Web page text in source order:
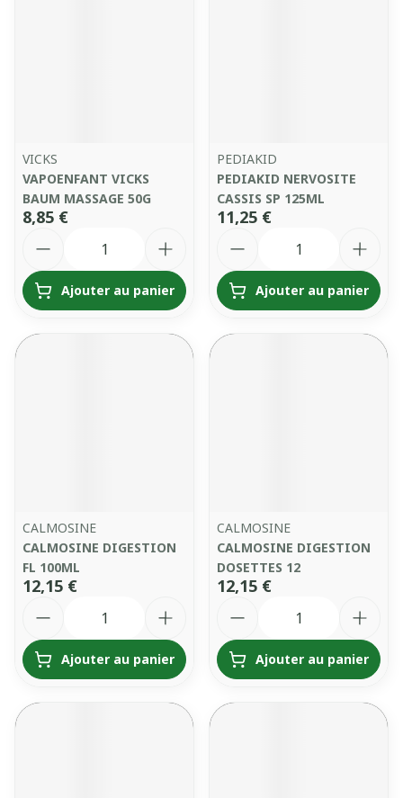
VICKS
VAPOENFANT VICKS
BAUM MASSAGE 50G
8,85 €
Ajouter au panier
PEDIAKID
PEDIAKID NERVOSITE
CASSIS SP 125ML
11,25 €
Ajouter au panier
CALMOSINE
CALMOSINE DIGESTION
FL 100ML
12,15 €
Ajouter au panier
CALMOSINE
CALMOSINE DIGESTION
DOSETTES 12
12,15 €
Ajouter au panier